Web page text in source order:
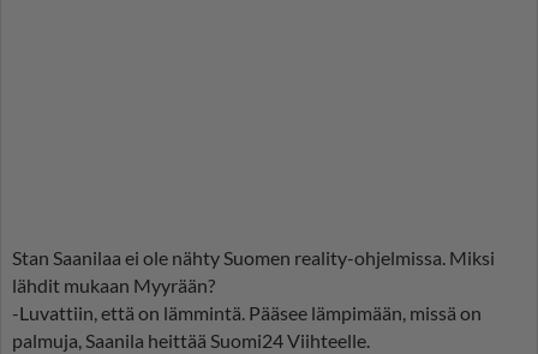
Stan Saanilaa ei ole nähty Suomen reality-ohjelmissa. Miksi
lähdit mukaan Myyrään?
-Luvattiin, että on lämmintä. Pääsee lämpimään, missä on
palmuja, Saanila heittää Suomi24 Viihteelle.